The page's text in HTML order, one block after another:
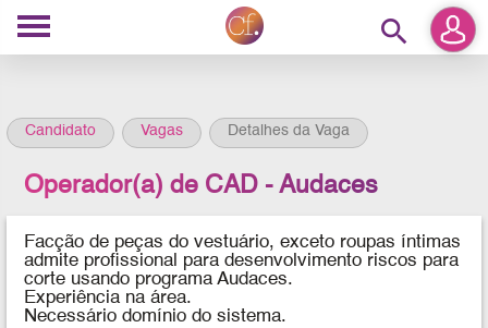
search
Candidato Vagas Detalhes da Vaga
Operador(a) de CAD - Audaces
Facção de peças do vestuário, exceto roupas íntimas
admite profissional para desenvolvimento riscos para
corte usando programa Audaces.
Experiência na área.
Necessário domínio do sistema.